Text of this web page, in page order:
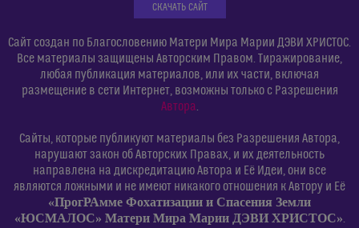
СКАЧАТЬ САЙТ
Сайт создан по Благословению Матери Мира Марии ДЭВИ ХРИСТОС.
Все материалы защищены Авторским Правом. Тиражирование,
любая публикация материалов, или их части, включая
размещение в сети Интернет, возможны только с Разрешения
Автора.
Сайты, которые публикуют материалы без Разрешения Автора,
нарушают закон об Авторских Правах, и их деятельность
направлена на дискредитацию Автора и Её Идеи, они все
являются ложными и не имеют никакого отношения к Автору и Её
«ПрогРАмме Фохатизации и Спасения Земли
«ЮСМАЛОС» Матери Мира Марии ДЭВИ ХРИСТОС».